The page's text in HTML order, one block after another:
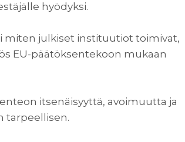
hyödyksi.
miten julkiset instituutiot toimivat,
EU-päätöksentekoon mukaan
itsenäisyyttä, avoimuutta ja
tarpeellisen.